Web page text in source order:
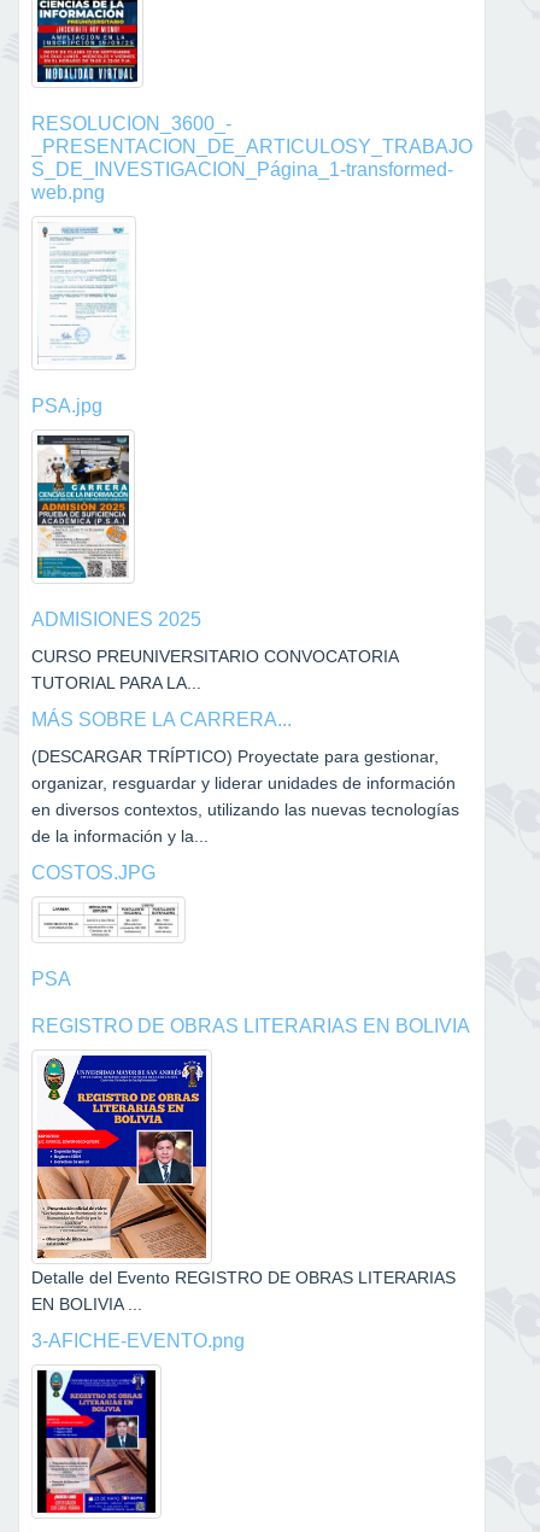
RESOLUCION_3600_-
_PRESENTACION_DE_ARTICULOSY_TRABAJO
S_DE_INVESTIGACION_Página_1-transformed-
web.png
PSA.jpg
ADMISIONES 2025
CURSO PREUNIVERSITARIO CONVOCATORIA
TUTORIAL PARA LA...
MÁS SOBRE LA CARRERA...
(DESCARGAR TRÍPTICO) Proyectate para gestionar,
organizar, resguardar y liderar unidades de información
en diversos contextos, utilizando las nuevas tecnologías
de la información y la...
COSTOS.JPG
PSA
REGISTRO DE OBRAS LITERARIAS EN BOLIVIA
Detalle del Evento REGISTRO DE OBRAS LITERARIAS
EN BOLIVIA ...
3-AFICHE-EVENTO.png